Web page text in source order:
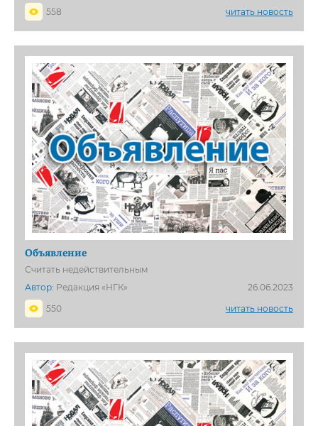
558
читать новость
Объявление
Считать недействительным
Автор: Редакция «НГК»
26.06.2023
550
читать новость